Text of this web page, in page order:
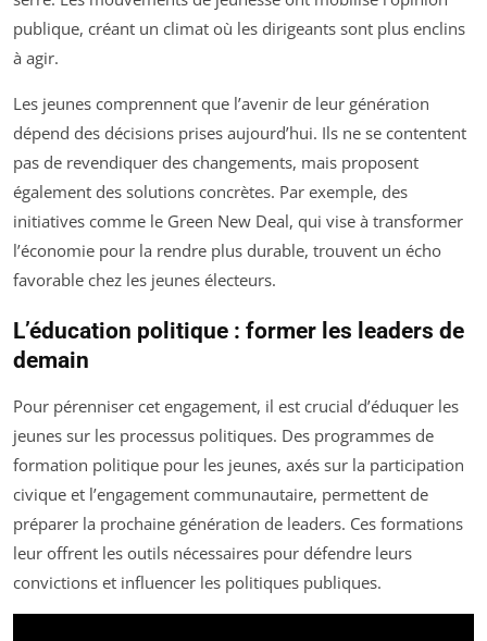
publique, créant un climat où les dirigeants sont plus enclins
à agir.
Les jeunes comprennent que l’avenir de leur génération
dépend des décisions prises aujourd’hui. Ils ne se contentent
pas de revendiquer des changements, mais proposent
également des solutions concrètes. Par exemple, des
initiatives comme le Green New Deal, qui vise à transformer
l’économie pour la rendre plus durable, trouvent un écho
favorable chez les jeunes électeurs.
L’éducation politique : former les leaders de
demain
Pour pérenniser cet engagement, il est crucial d’éduquer les
jeunes sur les processus politiques. Des programmes de
formation politique pour les jeunes, axés sur la participation
civique et l’engagement communautaire, permettent de
préparer la prochaine génération de leaders. Ces formations
leur offrent les outils nécessaires pour défendre leurs
convictions et influencer les politiques publiques.